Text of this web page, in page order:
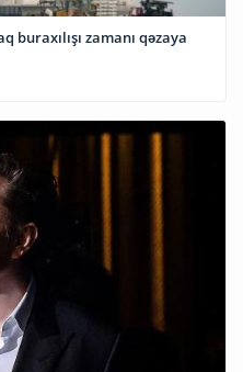
buraxılışı zamanı qəzaya